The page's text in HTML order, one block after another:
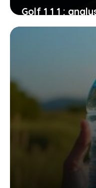
Golf 1 1 1 :
et fiche